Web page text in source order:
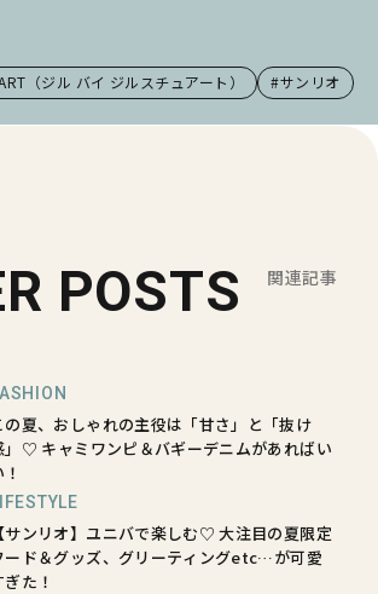
（ジル バイ ジルスチュアート）
#サンリオ
POSTS 関連記事
の夏、おしゃれの主役は「甘さ」と「抜け
」♡ キャミワンピ＆バギーデニムがあればい
【サンリオ】ユニバで楽しむ♡ 大注目の夏限定
ード＆グッズ、グリーティングetc…が可愛
ぎた！